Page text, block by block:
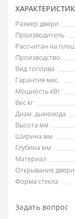
Размер двери
Производитель
Рассчитан на
Производство
Вид топлива
Гарантия мес.
Мощность кВт
Вес кг
Диам. дымохода
Высота мм
Ширина мм
Глубина мм
Материал
Открывание двери
Форма стекла
Задать вопрос